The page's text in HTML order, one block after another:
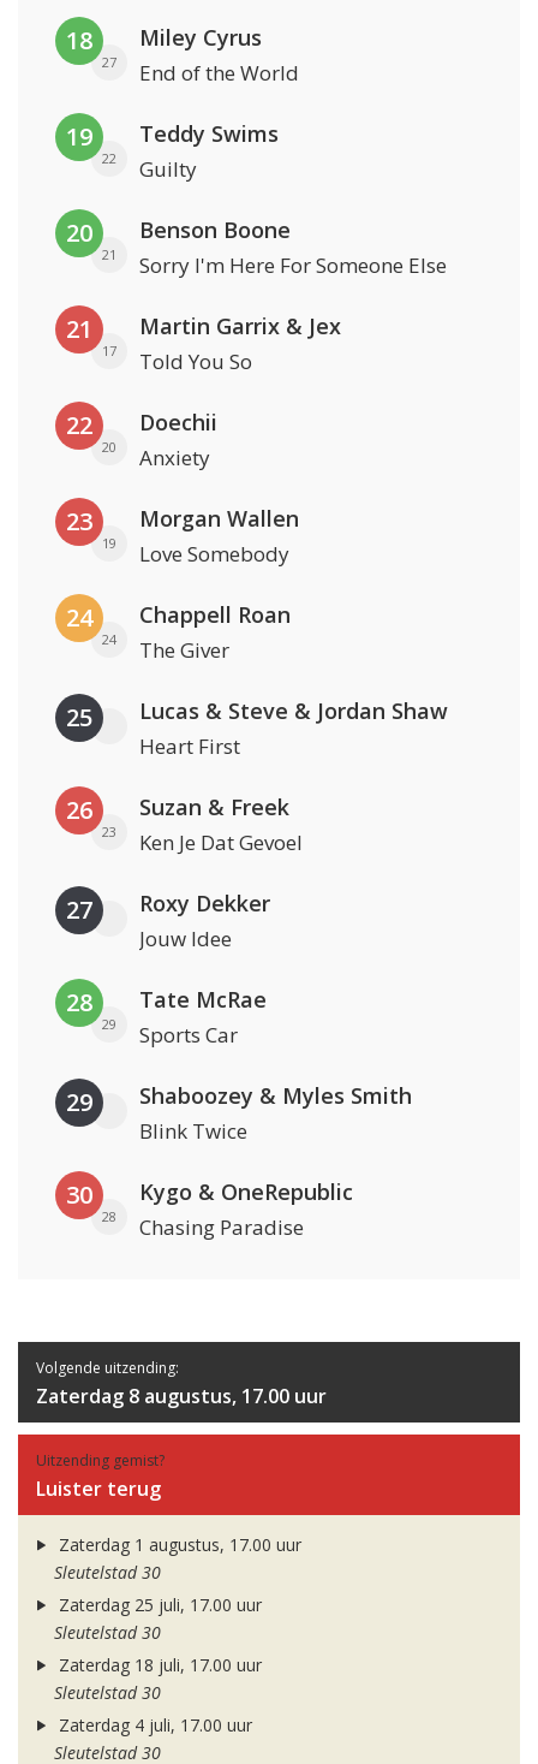
18
27
Miley Cyrus
End of the World
19
22
Teddy Swims
Guilty
20
21
Benson Boone
Sorry I'm Here For Someone Else
21
17
Martin Garrix & Jex
Told You So
22
20
Doechii
Anxiety
23
19
Morgan Wallen
Love Somebody
24
24
Chappell Roan
The Giver
25 Lucas & Steve & Jordan Shaw
Heart First
26
23
Suzan & Freek
Ken Je Dat Gevoel
27 Roxy Dekker
Jouw Idee
28
29
Tate McRae
Sports Car
29 Shaboozey & Myles Smith
Blink Twice
30
28
Kygo & OneRepublic
Chasing Paradise
Volgende uitzending:
Zaterdag 8 augustus, 17.00 uur
Uitzending gemist?
Luister terug
Zaterdag 1 augustus, 17.00 uur
Sleutelstad 30
Zaterdag 25 juli, 17.00 uur
Sleutelstad 30
Zaterdag 18 juli, 17.00 uur
Sleutelstad 30
Zaterdag 4 juli, 17.00 uur
Sleutelstad 30